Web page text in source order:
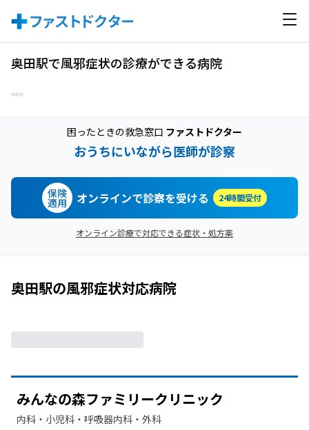
奥田駅で風邪症状の診療ができる病院
困ったときの救急窓口 ファストドクター
おうちにいながら医師が診察
保険
適用 オンラインで診察を受ける 24時間受付
オンライン診療で対応できる症状・処方薬
奥田駅の風邪症状対応病院
みんなの森ファミリークリニック
内科・​小児科・​呼吸器内科・​外科